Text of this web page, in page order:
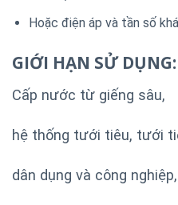
Hoặc điện áp và tần số
GIỚI HẠN SỬ DỤNG:
Cấp nước từ giếng sâu,
hệ thống tưới tiêu, tưới
dân dụng và công nghiệp,